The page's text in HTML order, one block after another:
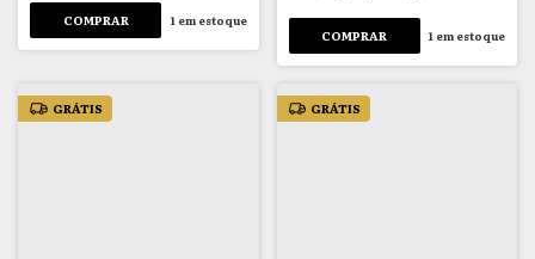
1 em estoque
1 em estoque
GRÁTIS GRÁTIS